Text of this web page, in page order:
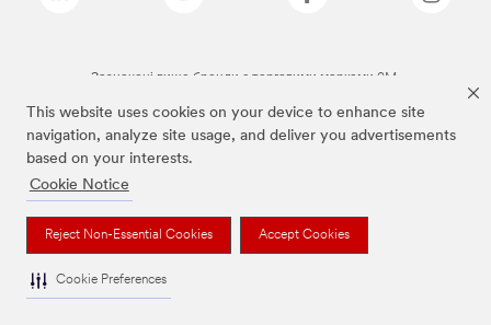
This website uses cookies on your device to enhance site
navigation, analyze site usage, and deliver you advertisements
based on your interests.
Cookie Notice
Reject Non-Essential Cookies Accept Cookies
Cookie Preferences
Зазначені вище бренди є торговими марками 3M.